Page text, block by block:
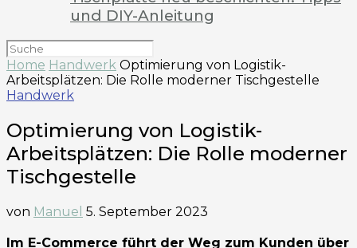
und DIY-Anleitung
Home Handwerk Optimierung von Logistik-
Arbeitsplätzen: Die Rolle moderner Tischgestelle
Handwerk
Optimierung von Logistik-
Arbeitsplätzen: Die Rolle moderner
Tischgestelle
von Manuel 5. September 2023
Im E-Commerce führt der Weg zum Kunden über